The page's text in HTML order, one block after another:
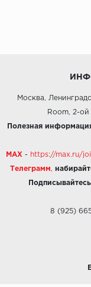
Москва,
Room, 2-
Полезная
MAX - https://max.ru/
Телеграмм
8 (925)